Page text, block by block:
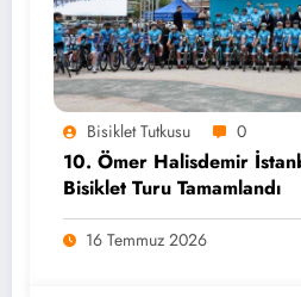
Bisiklet Tutkusu 0
10. Ömer Halisdemir
Bisiklet Turu Tamamlandı
16 Temmuz 2026